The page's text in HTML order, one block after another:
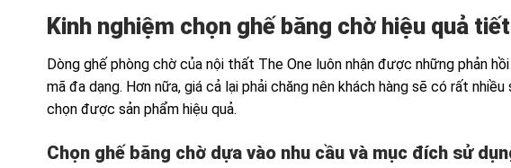
Kinh nghiệm chọn ghế băng chờ hiệu quả
Dòng ghế phòng chờ của nội thất The One luôn nhận được những phản
mã đa dạng. Hơn nữa, giá cả lại phải chăng nên khách hàng sẽ có rất
chọn được sản phẩm hiệu quả.
Chọn ghế băng chờ dựa vào nhu cầu và mục đích sử